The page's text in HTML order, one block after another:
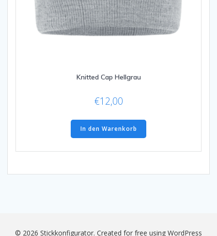
Knitted Cap Hellgrau
€12,00
In den Warenkorb
© 2026 Stickkonfigurator. Created for free using WordPress